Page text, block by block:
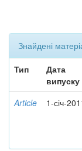
Знайдені
Тип
Дата
випуску
Article 1-січ-